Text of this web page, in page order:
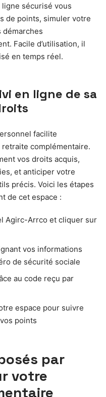
sécurisé vous
de points, simuler votre
Facile d’utilisation, il
en temps réel.
en ligne de sa
facilite
complémentaire.
vos droits acquis,
et anticiper votre
précis. Voici les étapes
de cet espace :
Agirc-Arrco et cliquer sur
vos informations
de sécurité sociale
au code reçu par
espace pour suivre
points
par
votre